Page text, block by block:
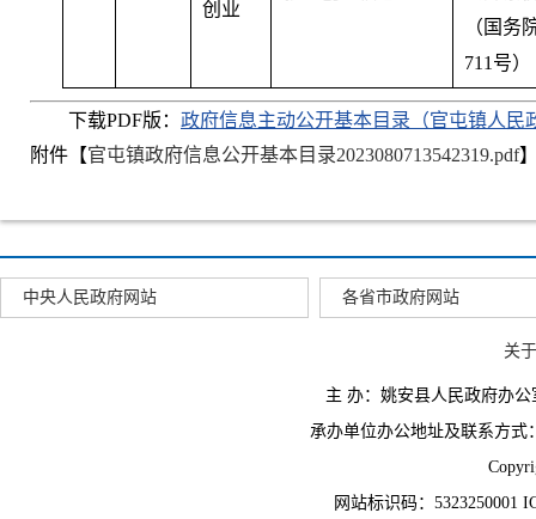
创业
（国务
711号）
下载PDF版： 政府信息主动公开基本目录（官屯镇人民
附件【官屯镇政府信息公开基本目录2023080713542319.pdf
中央人民政府网站 各省市政府网站
关
主 办：姚安县人民政府办
承办单位办公地址及联系方式
网站标识码：5323250001